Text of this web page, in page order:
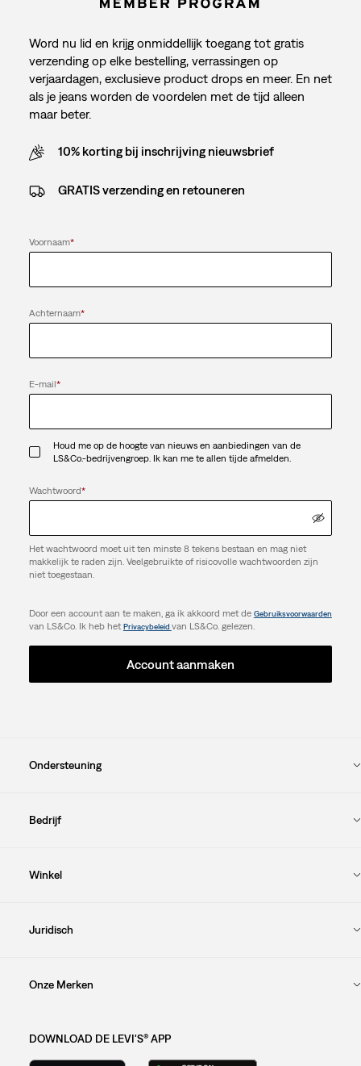
Word nu lid en krijg onmiddellijk toegang tot gratis
verzending op elke bestelling, verrassingen op
verjaardagen, exclusieve product drops en meer. En net
als je jeans worden de voordelen met de tijd alleen
maar beter.
10% korting bij inschrijving nieuwsbrief
GRATIS verzending en retouneren
Voornaam*
Achternaam*
E-mail*
Houd me op de hoogte van nieuws en aanbiedingen van de
LS&Co.-bedrijvengroep. Ik kan me te allen tijde afmelden.
Wachtwoord*
Het wachtwoord moet uit ten minste 8 tekens bestaan en mag niet
makkelijk te raden zijn. Veelgebruikte of risicovolle wachtwoorden zijn
niet toegestaan.
Door een account aan te maken, ga ik akkoord met de Gebruiksvoorwaarden
van LS&Co. Ik heb hetPrivacybeleid van LS&Co. gelezen.
Account aanmaken
Ondersteuning
Bedrijf
Winkel
Juridisch
Onze Merken
DOWNLOAD DE LEVI'S® APP